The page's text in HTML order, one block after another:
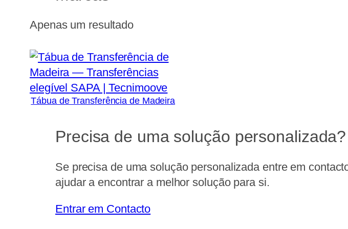
Apenas um resultado
Tábua de Transferência de Madeira
Precisa de uma solução personalizada?
Se precisa de uma solução personalizada entre em
ajudar a encontrar a melhor solução para si.
Entrar em Contacto